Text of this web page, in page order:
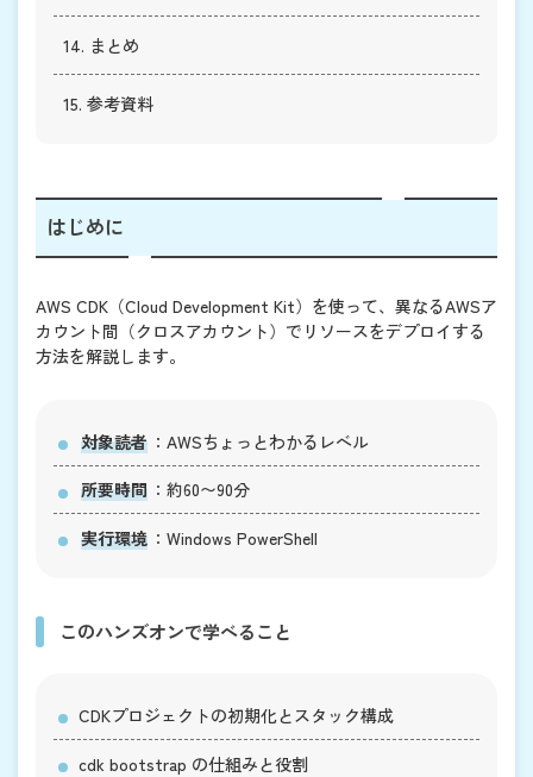
14. まとめ
15. 参考資料
はじめに
AWS CDK（Cloud Development Kit）を使って、異なるAWSア
カウント間（クロスアカウント）でリソースをデプロイする
方法を解説します。
対象読者 ：AWSちょっとわかるレベル
所要時間 ：約60〜90分
実行環境 ：Windows PowerShell
このハンズオンで学べること
CDKプロジェクトの初期化とスタック構成
cdk bootstrap の仕組みと役割